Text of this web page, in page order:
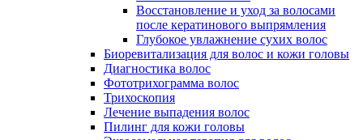
Восстановление и уход за волосами
после кератинового выпрямления
Глубокое увлажнение сухих волос
Биоревитализация для волос и кожи головы
Диагностика волос
Фототрихограмма волос
Трихоскопия
Лечение выпадения волос
Пилинг для кожи головы